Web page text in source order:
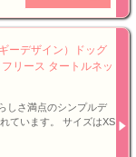
ーデザイン）ドッグ
リース タートルネッ
しさ満点のシンプルデ
ています。 サイズはXS